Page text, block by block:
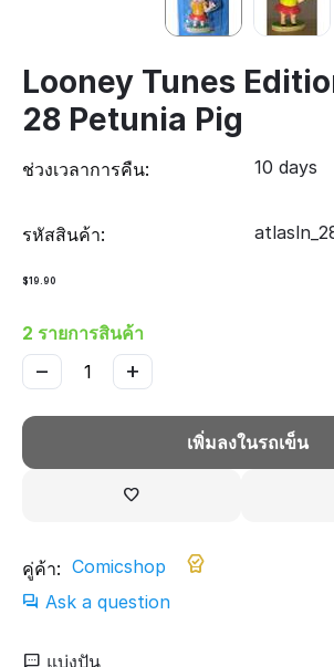
Looney Tunes
28 Petunia Pig
ช่วงเวลาการคืน: 10 days
รหัสสินค้า:
$19.90
2 รายการสินค้า
+
−
เพิ่มลงในรถเข็น
คู่ค้า: Comicshop
Ask a question
แบ่งปัน